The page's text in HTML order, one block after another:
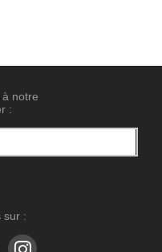
notre
:
sur :